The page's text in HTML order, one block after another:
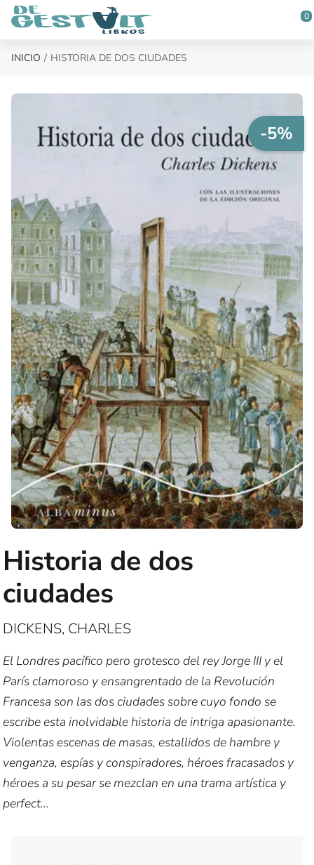
Saltar al contenido principal
0
INICIO HISTORIA DE DOS CIUDADES
-5%
Historia de dos
ciudades
DICKENS, CHARLES
El Londres pacífico pero grotesco del rey Jorge III y el
París clamoroso y ensangrentado de la Revolución
Francesa son las dos ciudades sobre cuyo fondo se
escribe esta inolvidable historia de intriga apasionante.
Violentas escenas de masas, estallidos de hambre y
venganza, espías y conspiradores, héroes fracasados y
héroes a su pesar se mezclan en una trama artística y
perfect...